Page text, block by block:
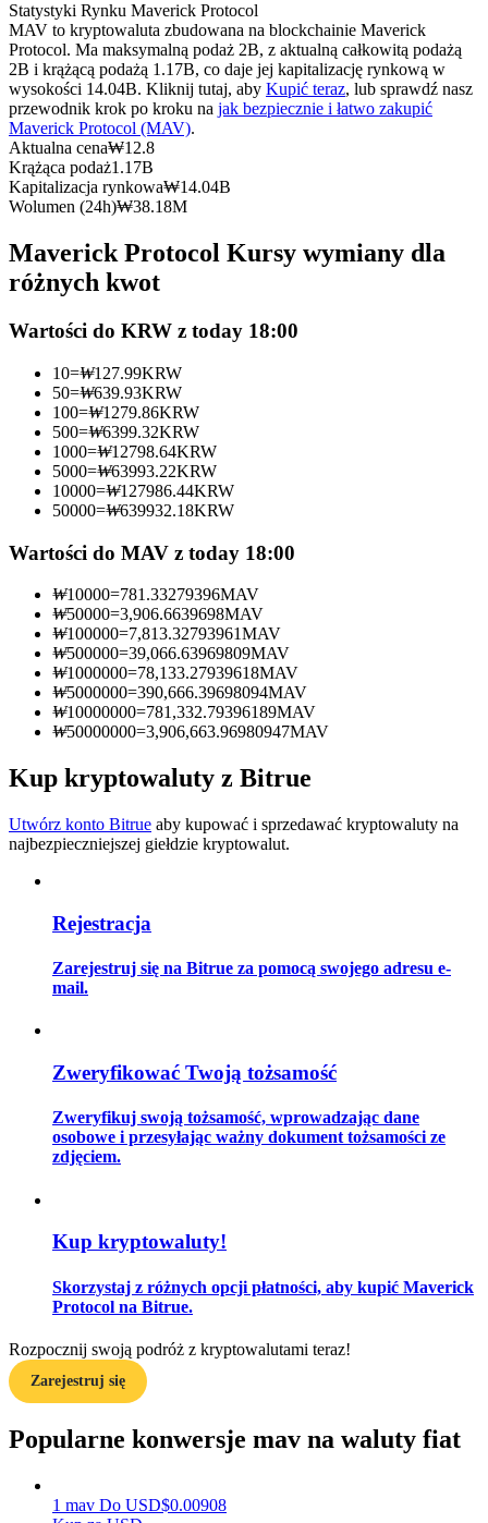
Kopiowanie Transakcji
Zostań traderem kopiującym
Ciesz się podziałem zysków i prowizjami z kopiowania
transakcji
Informacja
Analiza Big Data, w tym informacje handlowe itp.
Przewodnik
Strategie handlowe
Dowiedz się, jak zachować rentowność
Statystyki Rynku Maverick Protocol
MAV to kryptowaluta zbudowana na blockchainie Maverick
Protocol. Ma maksymalną podaż 2B, z aktualną całkowitą podażą
2B i krążącą podażą 1.17B, co daje jej kapitalizację rynkową w
wysokości 14.04B. Kliknij tutaj, aby Kupić teraz, lub sprawdź nasz
przewodnik krok po kroku na jak bezpiecznie i łatwo zakupić
Maverick Protocol (MAV).
Aktualna cena₩12.8
Krążąca podaż1.17B
Kapitalizacja rynkowa₩14.04B
Wolumen (24h)₩38.18M
Maverick Protocol Kursy wymiany dla
różnych kwot
Wartości do KRW z today 18:00
10=₩127.99KRW
50=₩639.93KRW
100=₩1279.86KRW
500=₩6399.32KRW
1000=₩12798.64KRW
5000=₩63993.22KRW
10000=₩127986.44KRW
50000=₩639932.18KRW
Wartości do MAV z today 18:00
₩10000=781.33279396MAV
₩50000=3,906.6639698MAV
₩100000=7,813.32793961MAV
₩500000=39,066.63969809MAV
₩1000000=78,133.27939618MAV
₩5000000=390,666.39698094MAV
₩10000000=781,332.79396189MAV
₩50000000=3,906,663.96980947MAV
Kup kryptowaluty z Bitrue
Utwórz konto Bitrue aby kupować i sprzedawać kryptowaluty na
najbezpieczniejszej giełdzie kryptowalut.
Rejestracja
Zarejestruj się na Bitrue za pomocą swojego adresu e-
mail.
Zweryfikować Twoją tożsamość
Zweryfikuj swoją tożsamość, wprowadzając dane
osobowe i przesyłając ważny dokument tożsamości ze
zdjęciem.
Kup kryptowaluty!
Skorzystaj z różnych opcji płatności, aby kupić Maverick
Protocol na Bitrue.
Rozpocznij swoją podróż z kryptowalutami teraz!
Zarejestruj się
Popularne konwersje mav na waluty fiat
1 mav Do USD$0.00908